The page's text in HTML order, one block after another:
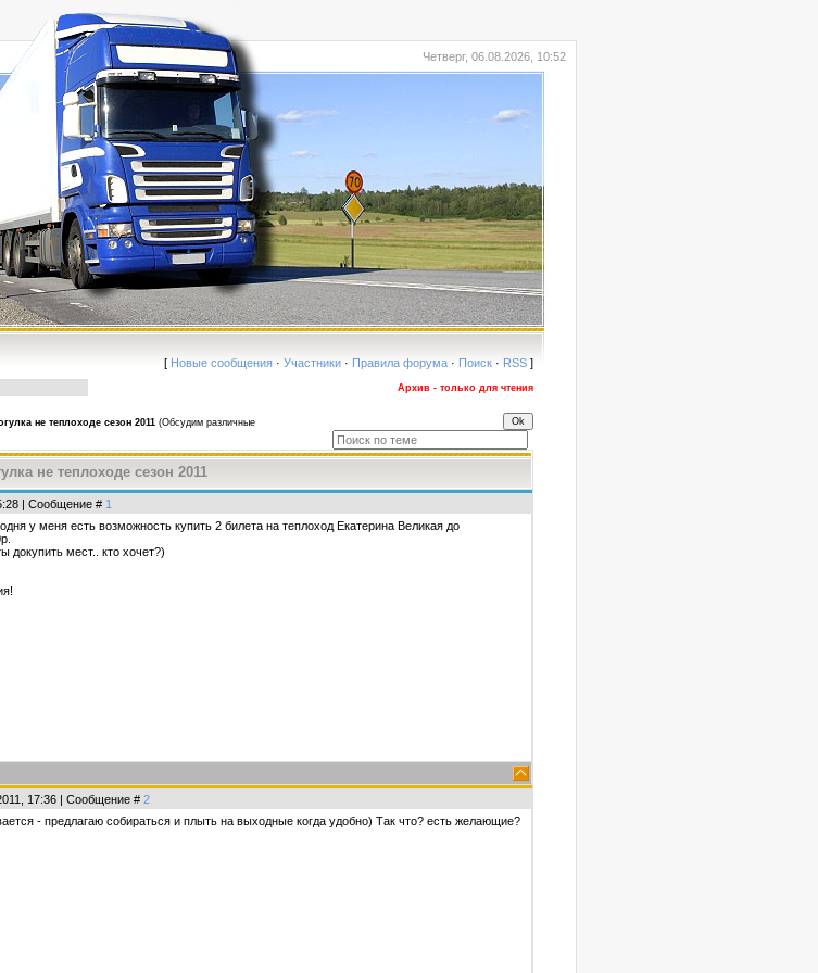
Четверг, 06.08.2026, 10:52
[ Новые сообщения · Участники · Правила форума · Поиск · RSS ]
Архив - только для чтения
не теплоходе сезон 2011 (Обсудим различные
не теплоходе сезон 2011
| Сообщение # 1
у меня есть возможность купить 2 билета на теплоход Екатерина Великая до
докупить мест.. кто хочет?)
17:36 | Сообщение # 2
- предлагаю собираться и плыть на выходные когда удобно) Так что? есть желающие?